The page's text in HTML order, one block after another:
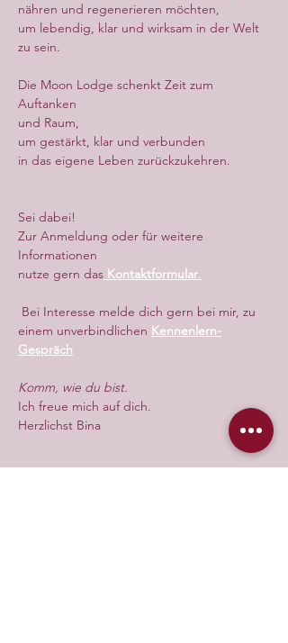
nähren und regenerieren möchten,
um lebendig, klar und wirksam in der Welt
zu sein.
Die Moon Lodge schenkt Zeit zum
Auftanken
und Raum,
um gestärkt, klar und verbunden
in das eigene Leben zurückzukehren.
Sei dabei!
Zur Anmeldung oder für weitere
Informationen
nutze gern das Kontaktformular.
Bei Interesse melde dich gern bei mir, zu
einem unverbindlichen Kennenlern-
Gespräch
Komm, wie du bist.
Ich freue mich auf dich.
Herzlichst Bina